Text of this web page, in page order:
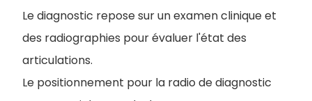
Le diagnostic repose sur un examen clinique et
des radiographies pour évaluer l'état des
articulations.
Le positionnement pour la radio de diagnostic